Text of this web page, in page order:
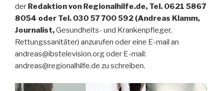
der Redaktion von Regionalhilfe.de, Tel. 0621 5867
8054 oder Tel. 030 57 700 592 (Andreas Klamm,
Journalist,Gesundheits- und Krankenpfleger,
Rettungssanitäter) anzurufen oder eine E-mail an
andreas@ibstelevision.org oder E-mail:
andreas@regionalhilfe.de zu schreiben.